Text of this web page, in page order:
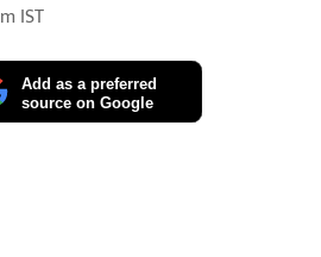
IST
Add as a preferred
source on Google